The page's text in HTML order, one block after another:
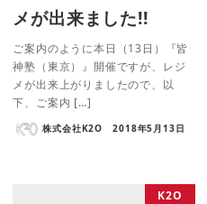
メが出来ました!!
ご案内のように本日（13日）『皆
神塾（東京）』開催ですが、レジ
メが出来上がりましたので、以
下、ご案内 […]
株式会社K2O 2018年5月13日
K2O